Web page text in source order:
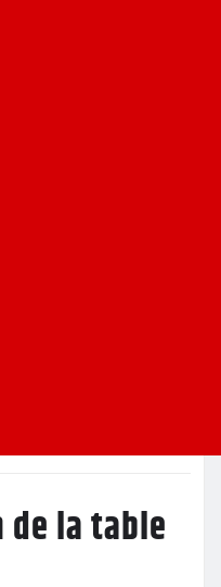
de la table